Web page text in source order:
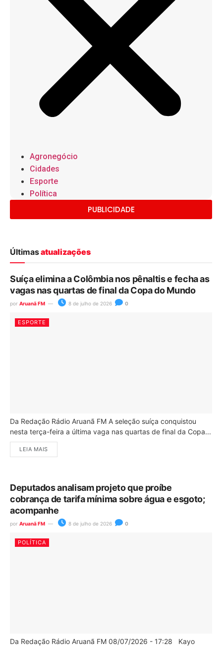
Agronegócio
Cidades
Esporte
Política
PUBLICIDADE
Últimasatualizações
Suíça elimina a Colômbia nos pênaltis e fecha as
vagas nas quartas de final da Copa do Mundo
por Aruanã FM 8 de julho de 2026 0
ESPORTE
Da Redação Rádio Aruanã FM A seleção suíça conquistou
nesta terça-feira a última vaga nas quartas de final da Copa...
LEIA MAIS
Deputados analisam projeto que proíbe
cobrança de tarifa mínima sobre água e esgoto;
acompanhe
por Aruanã FM 8 de julho de 2026 0
POLÍTICA
Da Redação Rádio Aruanã FM 08/07/2026 - 17:28 Kayo